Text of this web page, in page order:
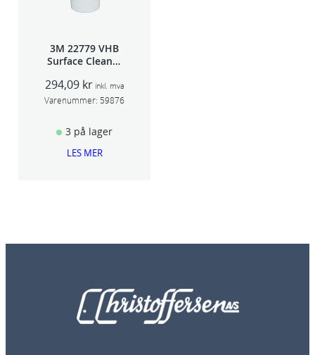
3M 22779 VHB
Surface Cleaner
294,09 kr inkl. mva
Varenummer: 59876
3 på lager
LES MER